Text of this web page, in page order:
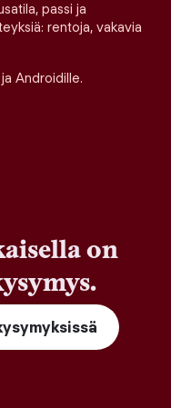
passi ja
rentoja, vakavia
Androidille.
on